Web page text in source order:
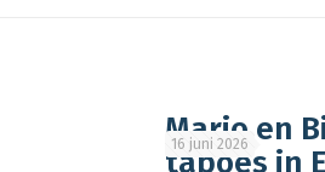
16 juni 2026
Mario en
taboes in